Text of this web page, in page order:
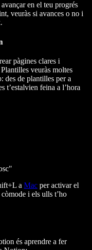
en el teu progrés
veuràs si avances o no i
pàgines clares i
veuràs moltes
des de plantilles per a
t’estalvien feina a l’hora
a Mac per activar el
i els ulls t’ho
és aprendre a fer